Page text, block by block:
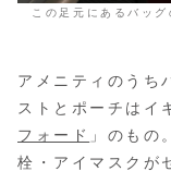
この足元にあるバッ
アメニティのうち
ストとポーチはイ
フォード 」のもの
栓・アイマスクが